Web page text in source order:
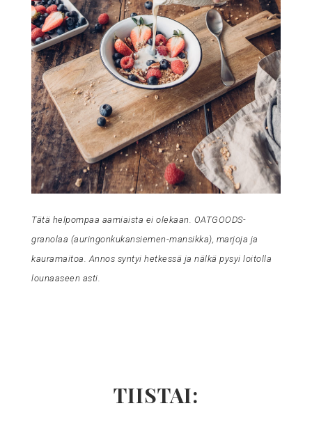
Tätä helpompaa aamiaista ei olekaan. OATGOODS-
granolaa (auringonkukansiemen-mansikka), marjoja ja
kauramaitoa. Annos syntyi hetkessä ja nälkä pysyi loitolla
lounaaseen asti.
TIISTAI: